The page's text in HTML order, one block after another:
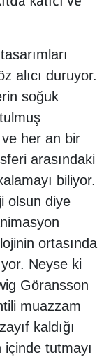
alıcı duruyor.
soğuk
ve her an bir
arasındaki
biliyor.
olsun diye
ortasında
Neyse ki
Göransson
muazzam
kaldığı
tutmayı